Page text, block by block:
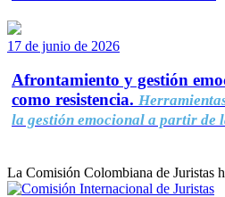
17 de junio de 2026
Afrontamiento y gestión
como resistencia.
la gestión emocional a partir de
La Comisión Colombiana de Juristas